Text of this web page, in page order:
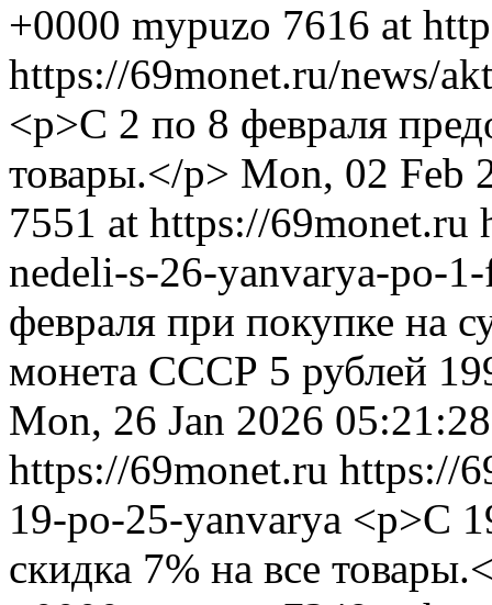
+0000 mypuzo 7616 at
https://69monet.ru/news/
<p>С 2 по 8 февраля
товары.</p> Mon, 02 Feb
7551 at https://69monet.ru
nedeli-s-26-yanvarya-po-
февраля при покупке на
монета СССР 5 рублей
Mon, 26 Jan 2026
https://69monet.ru https://
19-po-25-yanvarya <p>С
скидка 7% на все